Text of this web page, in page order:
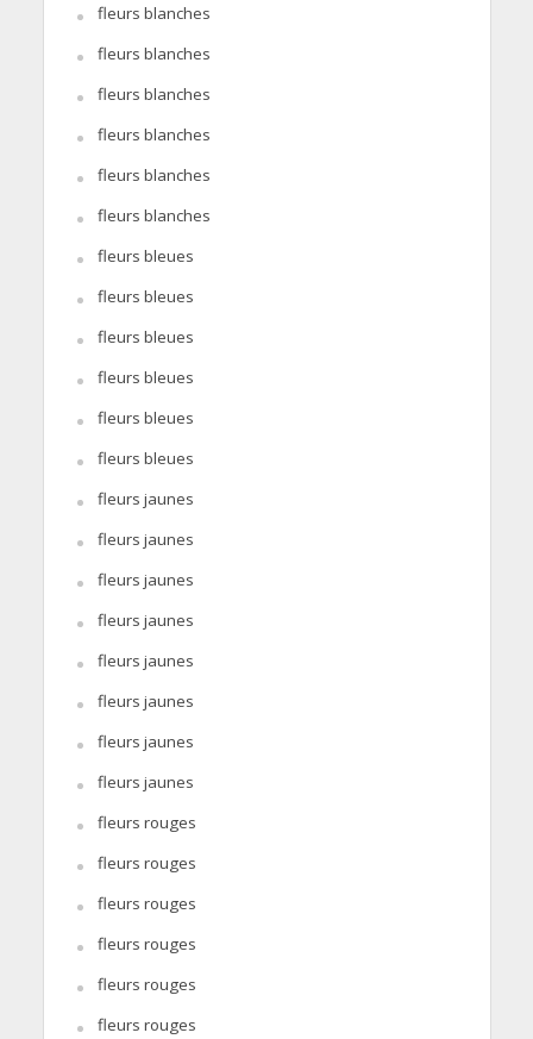
fleurs blanches
fleurs blanches
fleurs blanches
fleurs blanches
fleurs blanches
fleurs blanches
fleurs bleues
fleurs bleues
fleurs bleues
fleurs bleues
fleurs bleues
fleurs bleues
fleurs jaunes
fleurs jaunes
fleurs jaunes
fleurs jaunes
fleurs jaunes
fleurs jaunes
fleurs jaunes
fleurs jaunes
fleurs rouges
fleurs rouges
fleurs rouges
fleurs rouges
fleurs rouges
fleurs rouges